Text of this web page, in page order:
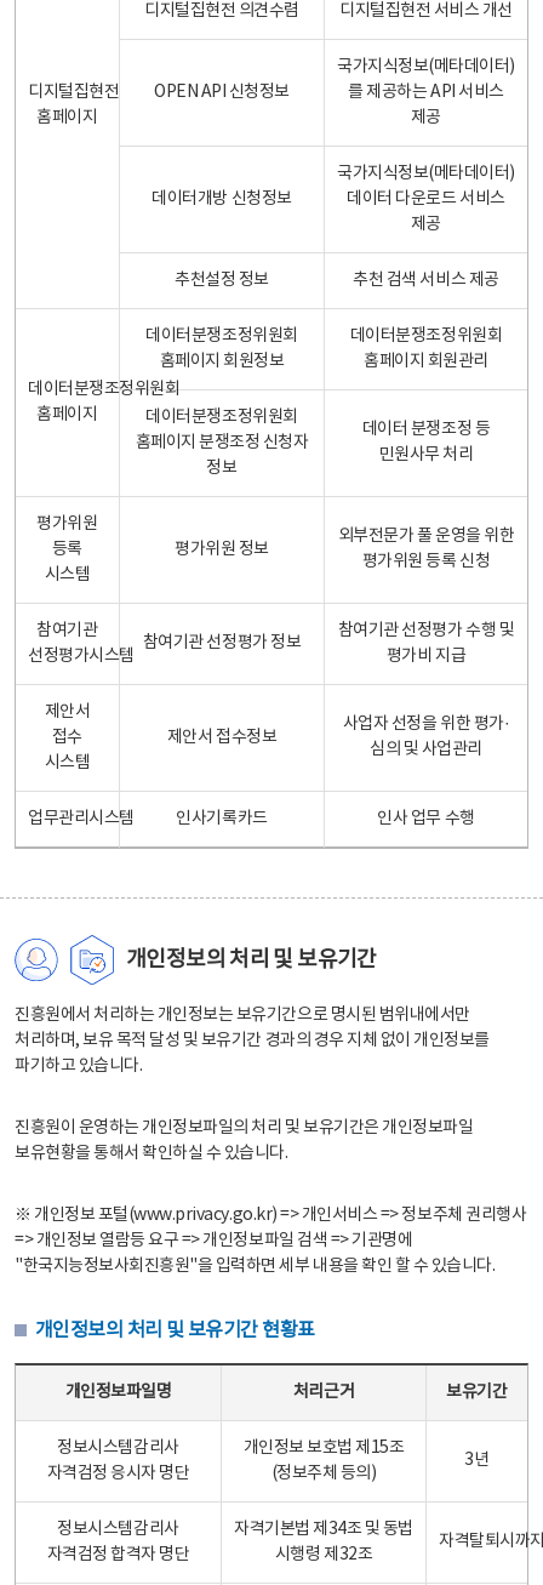
디지털집현전
홈페이지
디지털집현전 의견수렴 디지털집현전 서비스 개선
OPEN API 신청정보
국가지식정보(메타데이터)
를 제공하는 API 서비스
제공
데이터개방 신청정보
국가지식정보(메타데이터)
데이터 다운로드 서비스
제공
추천설정 정보 추천 검색 서비스 제공
데이터분쟁조정위원회
홈페이지
데이터분쟁조정위원회
홈페이지 회원정보
데이터분쟁조정위원회
홈페이지 회원관리
데이터분쟁조정위원회
홈페이지 분쟁조정 신청자
정보
데이터 분쟁조정 등
민원사무 처리
평가위원
등록
시스템
평가위원 정보
외부전문가 풀 운영을 위한
평가위원 등록 신청
참여기관
선정평가시스템
참여기관 선정평가 정보
참여기관 선정평가 수행 및
평가비 지급
제안서
접수
시스템
제안서 접수정보
사업자 선정을 위한 평가·
심의 및 사업관리
업무관리시스템 인사기록카드 인사 업무 수행
개인정보의 처리 및 보유기간
진흥원에서 처리하는 개인정보는 보유기간으로 명시된 범위내에서만
처리하며, 보유 목적 달성 및 보유기간 경과의 경우 지체 없이 개인정보를
파기하고 있습니다.
진흥원이 운영하는 개인정보파일의 처리 및 보유기간은 개인정보파일
보유현황을 통해서 확인하실 수 있습니다.
※ 개인정보 포털(www.privacy.go.kr) => 개인서비스 => 정보주체 권리행사
=> 개인정보 열람등 요구 => 개인정보파일 검색 => 기관명에
"한국지능정보사회진흥원"을 입력하면 세부 내용을 확인 할 수 있습니다.
개인정보의 처리 및 보유기간 현황표
개인정보파일명 처리근거 보유기간
정보시스템감리사
자격검정 응시자 명단
개인정보 보호법 제15조
(정보주체 등의)
3년
정보시스템감리사
자격검정 합격자 명단
자격기본법 제34조 및 동법
시행령 제32조
자격탈퇴시까